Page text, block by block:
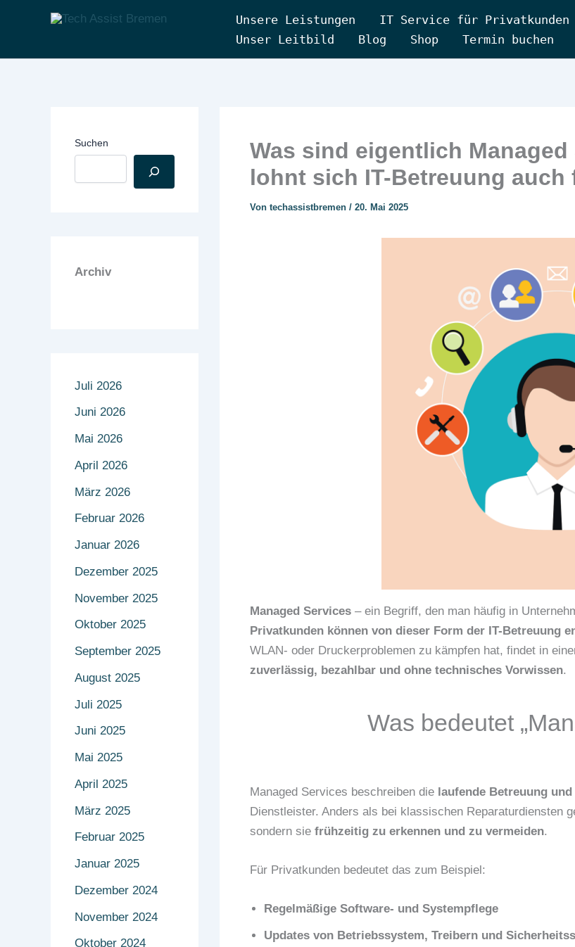
Unsere Leistungen IT Service für Privatkunden
Unser Leitbild
Blog Shop Termin buchen
Suchen
Archiv
Juli 2026
Juni 2026
Mai 2026
April 2026
März 2026
Februar 2026
Januar 2026
Dezember 2025
November 2025
Oktober 2025
September 2025
August 2025
Juli 2025
Juni 2025
Mai 2025
April 2025
März 2025
Februar 2025
Januar 2025
Dezember 2024
November 2024
Oktober 2024
Was sind eigentlich
lohnt sich IT-Betreuung auch
Von techassistbremen / 20. Mai 2025
Managed Services– ein Begriff, den man häufig in
Privatkunden können von dieser Form der IT-Betreuung
WLAN- oder Druckerproblemen zu kämpfen hat, findet in
zuverlässig, bezahlbar und ohne technisches Vorwissen.
Was bedeutet
Managed Services beschreiben die laufende Betreuung
Dienstleister. Anders als bei klassischen Reparaturdiensten
sondern sie frühzeitig zu erkennen und zu vermeiden.
Für Privatkunden bedeutet das zum Beispiel:
Regelmäßige Software- und Systempflege
Updates von Betriebssystem, Treibern und